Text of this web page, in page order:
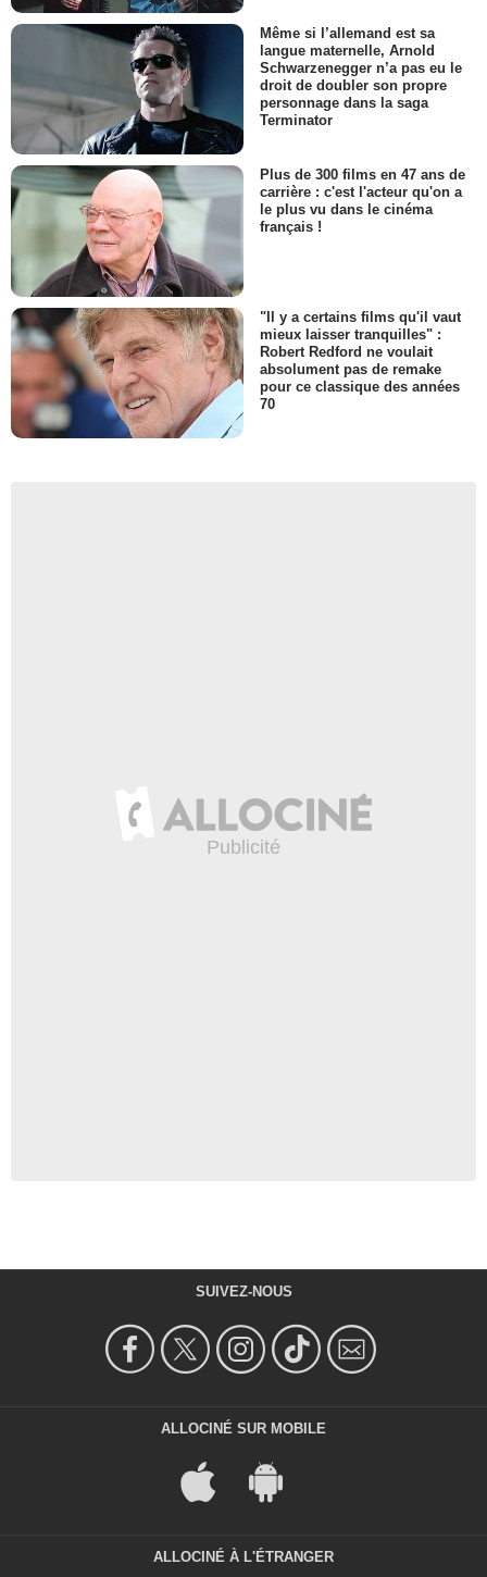
Même si l’allemand est sa
langue maternelle, Arnold
Schwarzenegger n’a pas eu le
droit de doubler son propre
personnage dans la saga
Terminator
Plus de 300 films en 47 ans de
carrière : c'est l'acteur qu'on a
le plus vu dans le cinéma
français !
"Il y a certains films qu'il vaut
mieux laisser tranquilles" :
Robert Redford ne voulait
absolument pas de remake
pour ce classique des années
70
SUIVEZ-NOUS
ALLOCINÉ SUR MOBILE
ALLOCINÉ À L'ÉTRANGER